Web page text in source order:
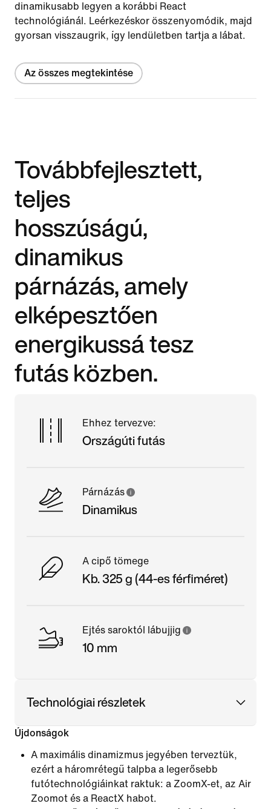
dinamikusabb legyen a korábbi React
technológiánál. Leérkezéskor összenyomódik, majd
gyorsan visszaugrik, így lendületben tartja a lábat.
Az összes megtekintése
Továbbfejlesztett,
teljes
hosszúságú,
dinamikus
párnázás, amely
elképesztően
energikussá tesz
futás közben.
Ehhez tervezve:
Országúti futás
Párnázás
Dinamikus
A cipő tömege
Kb. 325 g (44-es férfiméret)
Ejtés saroktól lábujjig
10 mm
Technológiai részletek
Újdonságok
A maximális dinamizmus jegyében terveztük,
ezért a háromrétegű talpba a legerősebb
futótechnológiáinkat raktuk: a ZoomX-et, az Air
Zoomot és a ReactX habot.